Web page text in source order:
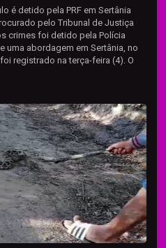
é detido pela PRF em Sertânia
pelo Tribunal de Justiça
crimes foi detido pela Polícia
uma abordagem em Sertânia, no
registrado na terça-feira (4). O